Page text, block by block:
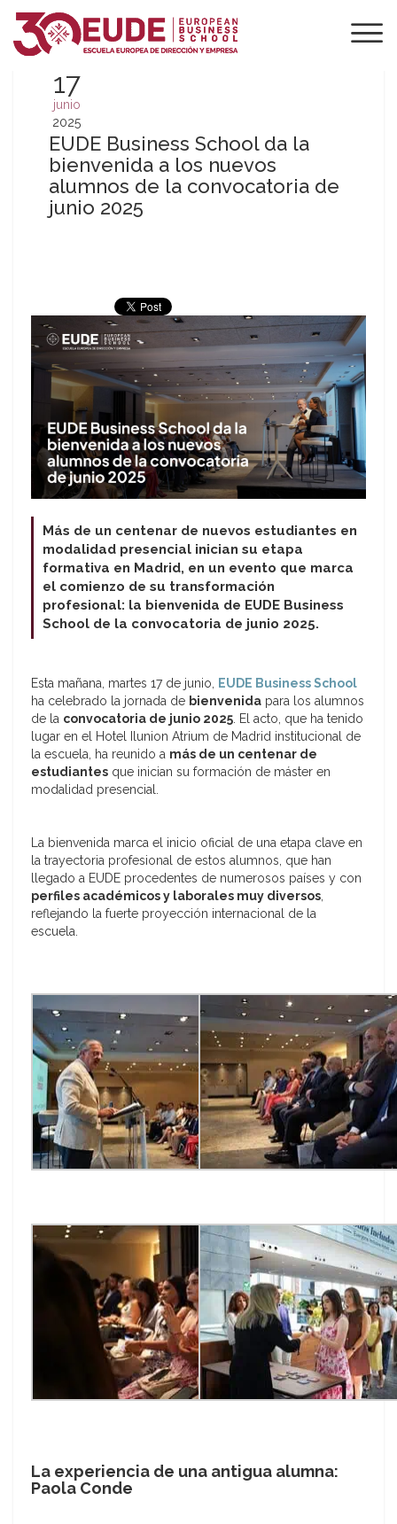
17
junio
2025
EUDE Business School da la
bienvenida a los nuevos
alumnos de la convocatoria de
junio 2025
Más de un centenar de nuevos estudiantes en
modalidad presencial inician su etapa
formativa en Madrid, en un evento que marca
el comienzo de su transformación
profesional: la bienvenida de EUDE Business
School de la convocatoria de junio 2025.
Esta mañana, martes 17 de junio,
EUDE Business School
ha celebrado la jornada de bienvenida para los alumnos
de la convocatoria de junio 2025 . El acto, que ha tenido
lugar en el Hotel Ilunion Atrium de Madrid institucional de
la escuela, ha reunido a más de un centenar de
estudiantes que inician su formación de máster en
modalidad presencial.
La bienvenida marca el inicio oficial de una etapa clave en
la trayectoria profesional de estos alumnos, que han
llegado a EUDE procedentes de numerosos países y con
perfiles académicos y laborales muy diversos
reflejando la fuerte proyección internacional de la
escuela.
La experiencia de una antigua alumna:
Paola Conde